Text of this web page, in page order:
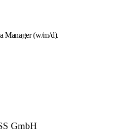
Manager (w/m/d).
GmbH